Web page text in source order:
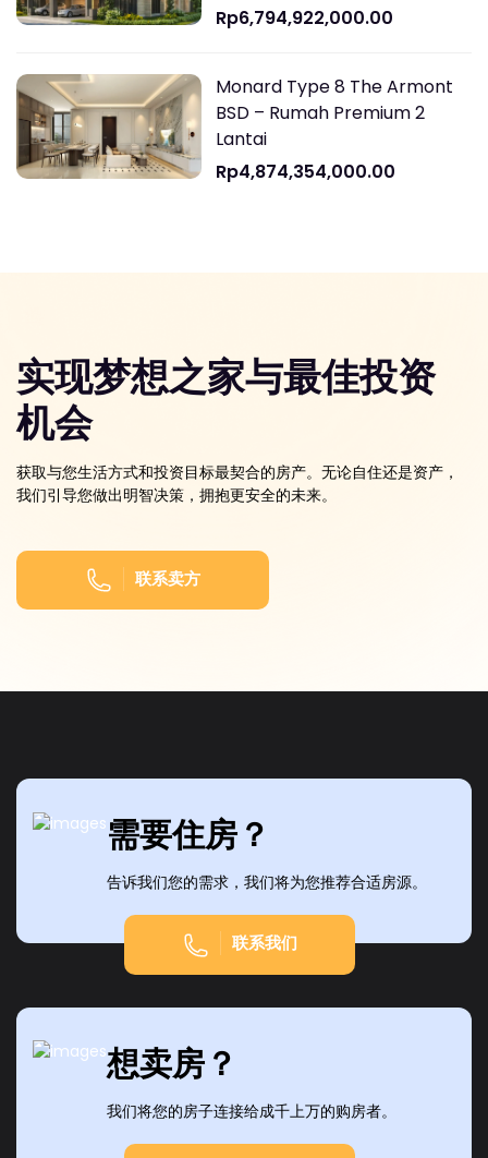
Rp6,794,922,000.00
Monard Type 8 The Armont
BSD – Rumah Premium 2
Lantai
Rp4,874,354,000.00
实现梦想之家与最佳投资
机会
获取与您生活方式和投资目标最契合的房产。无论自住还是资产，
我们引导您做出明智决策，拥抱更安全的未来。
联系卖方
需要住房？
告诉我们您的需求，我们将为您推荐合适房源。
联系我们
想卖房？
我们将您的房子连接给成千上万的购房者。